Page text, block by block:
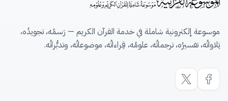
موسوعة إلكترونية شاملة في خدمة القرآن الكريم — رَسمُه، تجويدُه،
تِلاواتُه، تفسيرُه، ترجماتُه، علومُه، قِراءاتُه، موضوعاتُه، وتدبُّراتُه.